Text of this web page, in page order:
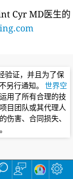
Cyr MD医生的
验证，并且为了保
另行通知。 世界空
用了所有合理的技
项目团队或其代理人
伤害、合同损失、